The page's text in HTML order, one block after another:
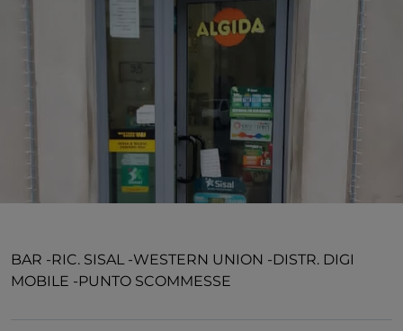
BAR -RIC. SISAL -WESTERN UNION -DISTR. DIGI
MOBILE -PUNTO SCOMMESSE